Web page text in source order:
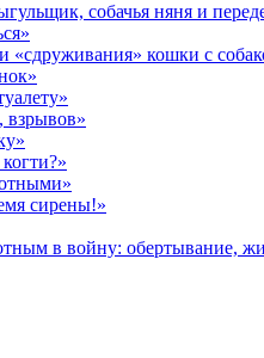
собачья няня и
«сдруживания» кошки с
взрывов»
сирены!»
в войну: обертывание,